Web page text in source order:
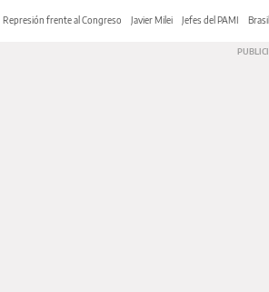
Represión frente al Congreso Javier Milei Jefes del PAMI Brasil